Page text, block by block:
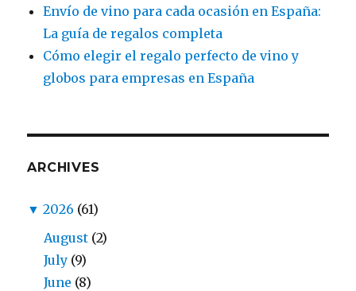
Envío de vino para cada ocasión en España:
La guía de regalos completa
Cómo elegir el regalo perfecto de vino y
globos para empresas en España
ARCHIVES
▼ 2026 (61)
August (2)
July (9)
June (8)